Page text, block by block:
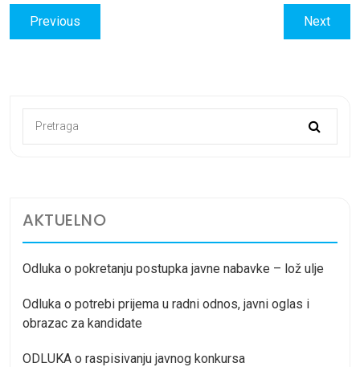
Post
navigation
Previous
post:
NextNext
post:
AKTUELNO
Odluka o pokretanju postupka javne nabavke – lož ulje
Odluka o potrebi prijema u radni odnos, javni oglas i
obrazac za kandidate
ODLUKA o raspisivanju javnog konkursa